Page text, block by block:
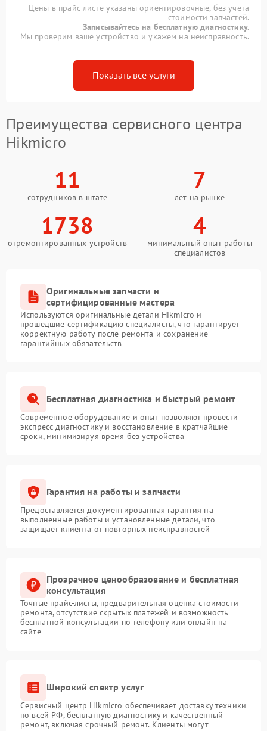
Цены в прайс-листе указаны ориентировочные, без учета
стоимости запчастей.
Записывайтесь на бесплатную диагностику.
Мы проверим ваше устройство и укажем на неисправность.
Показать все услуги
Преимущества сервисного центра
Hikmicro
11
сотрудников в штате
7
лет на рынке
1738
отремонтированных устройств
4
минимальный опыт работы
специалистов
Оригинальные запчасти и
сертифицированные мастера
Используются оригинальные детали Hikmicro и
прошедшие сертификацию специалисты, что гарантирует
корректную работу после ремонта и сохранение
гарантийных обязательств
Бесплатная диагностика и быстрый ремонт
Современное оборудование и опыт позволяют провести
экспресс-диагностику и восстановление в кратчайшие
сроки, минимизируя время без устройства
Гарантия на работы и запчасти
Предоставляется документированная гарантия на
выполненные работы и установленные детали, что
защищает клиента от повторных неисправностей
Прозрачное ценообразование и бесплатная
консультация
Точные прайс-листы, предварительная оценка стоимости
ремонта, отсутствие скрытых платежей и возможность
бесплатной консультации по телефону или онлайн на
сайте
Широкий спектр услуг
Сервисный центр Hikmicro обеспечивает доставку техники
по всей РФ, бесплатную диагностику и качественный
ремонт, включая срочный ремонт. Клиенты могут